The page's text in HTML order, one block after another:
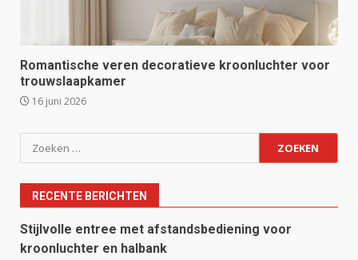
Romantische veren decoratieve kroonluchter voor
trouwslaapkamer
16 juni 2026
Zoeken
naar:
RECENTE BERICHTEN
Stijlvolle entree met afstandsbediening voor
kroonluchter en halbank